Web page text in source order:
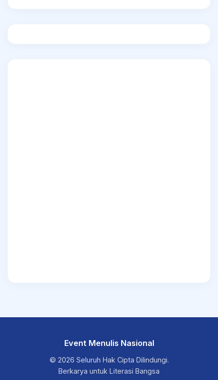
Event Menulis Nasional
© 2026 Seluruh Hak Cipta Dilindungi.
Berkarya untuk Literasi Bangsa